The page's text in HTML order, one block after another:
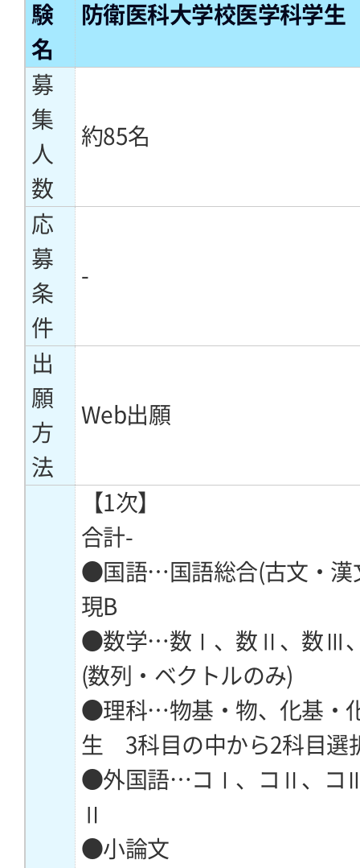
験
名
防衛医科大学校医学科学生
募
集
人
数
約85名
応
募
条
件
-
出
願
方
法
Web出願
【1次】
合計-
●国語…国語総合(古文・漢
現B
●数学…数Ⅰ、数Ⅱ、数Ⅲ、
(数列・ベクトルのみ)
●理科…物基・物、化基・
生 3科目の中から2科目選
●外国語…コⅠ、コⅡ、コ
Ⅱ
●小論文